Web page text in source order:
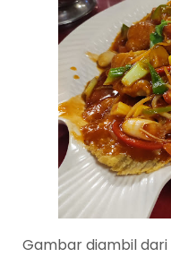
Gambar diambil dari